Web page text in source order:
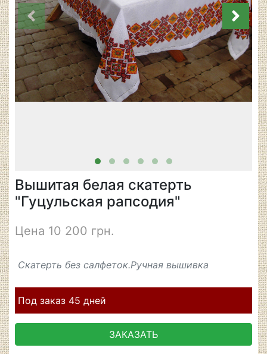
Вышитая белая скатерть
"Гуцульская рапсодия"
Цена 10 200 грн.
Скатерть без салфеток.Ручная вышивка
Под заказ 45 дней
ЗАКАЗАТЬ